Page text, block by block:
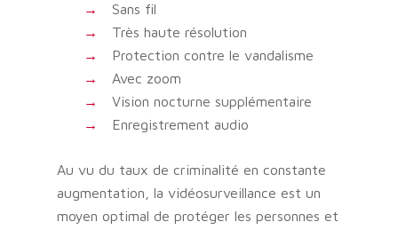
Sans fil
Très haute résolution
Protection contre le vandalisme
Avec zoom
Vision nocturne supplémentaire
Enregistrement audio
Au vu du taux de criminalité en constante
augmentation, la vidéosurveillance est un
moyen optimal de protéger les personnes et